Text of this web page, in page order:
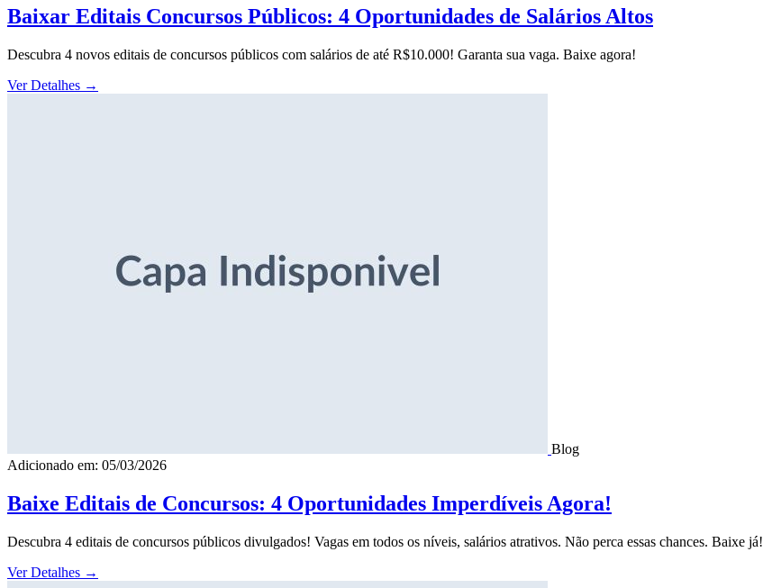
Baixar Editais Concursos Públicos: 4 Oportunidades de Salários Altos
Descubra 4 novos editais de concursos públicos com salários de até R$10.000! Garanta sua vaga. Baixe agora!
Ver Detalhes →
Blog
Adicionado em: 05/03/2026
Baixe Editais de Concursos: 4 Oportunidades Imperdíveis Agora!
Descubra 4 editais de concursos públicos divulgados! Vagas em todos os níveis, salários atrativos. Não perca essas chances. Baixe já!
Ver Detalhes →